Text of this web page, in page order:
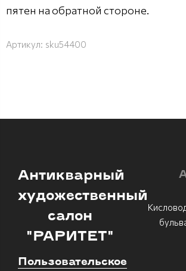
пятен на обратной стороне.
Артикул: sku54400
Антикварный
художественный
салон
"РАРИТЕТ"
Пользовательское